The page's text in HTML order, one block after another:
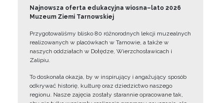
Najnowsza oferta edukacyjna wiosna–lato 2026
Muzeum Ziemi Tarnowskiej
Przygotowaliśmy blisko 80 różnorodnych lekcji muzealnych
realizowanych w placówkach w Tarnowie, a także w
naszych oddziałach w Dołędze, Wierzchosławicach i
Zalipiu.
To doskonała okazja, by w inspirujący i angażujący sposób
odkrywać historię, kulturę oraz dziedzictwo naszego
regionu. Nasze zajęcia zostały starannie opracowane tak,